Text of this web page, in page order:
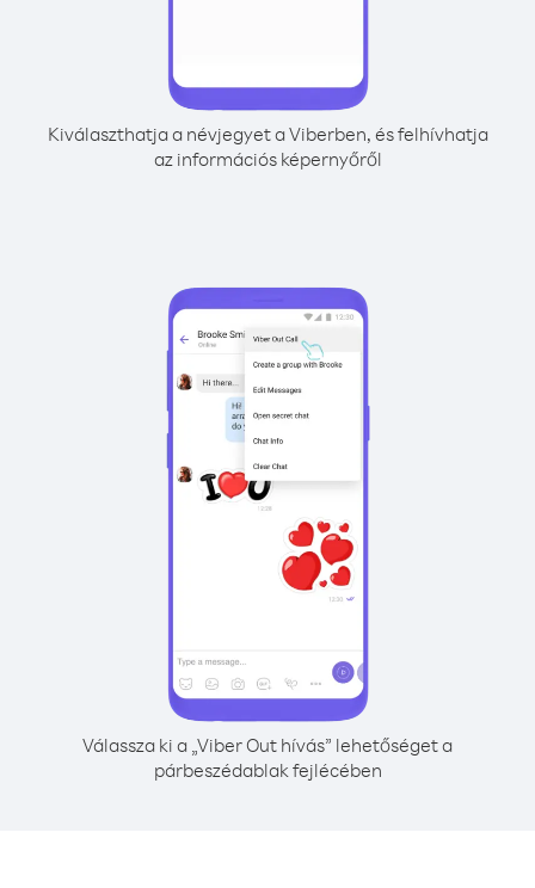
Kiválaszthatja a névjegyet a Viberben, és felhívhatja
az információs képernyőről
Válassza ki a „Viber Out hívás” lehetőséget a
párbeszédablak fejlécében